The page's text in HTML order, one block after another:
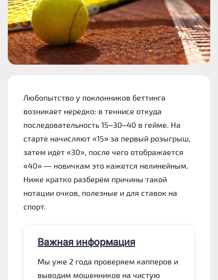
Любопытство у поклонников беттинга
возникает нередко: в теннисе откуда
последовательность 15–30–40 в гейме. На
старте начисляют «15» за первый розыгрыш,
затем идёт «30», после чего отображается
«40» — новичкам это кажется нелинейным.
Ниже кратко разберём причины такой
нотации очков, полезные и для ставок на
спорт.
Важная информация
Мы уже 2 года проверяем капперов и
выводим мошенников на чистую